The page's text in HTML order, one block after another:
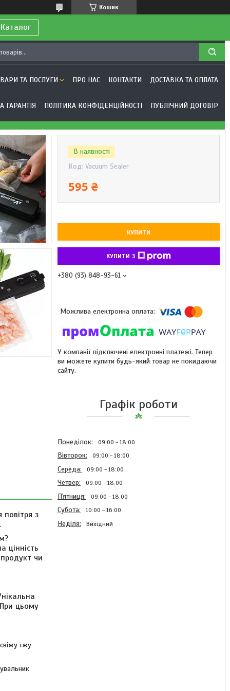
Кошик
ТА ПОСЛУГИ ПРО НАС КОНТАКТИ ДОСТАВКА ТА ОПЛАТА
ГАРАНТІЯ ПОЛІТИКА КОНФІДЕНЦІЙНОСТІ ПУБЛІЧНИЙ ДОГОВІР
з
цінність
чи
цьому
їжу
В наявності
Код: Vacuum Sealer
595 ₴
КУПИТИ
КУПИТИ З
+380 (93) 848-93-61
У компанії підключені електронні платежі. Тепер
ви можете купити будь-який товар не покидаючи
сайту.
Графік роботи
Понеділок 09:00 18:00
Вівторок 09:00 18:00
Середа 09:00 18:00
Четвер 09:00 18:00
Пʼятниця 09:00 18:00
Субота 10:00 16:00
Неділя Вихідний